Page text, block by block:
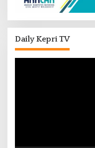
Daily Kepri TV